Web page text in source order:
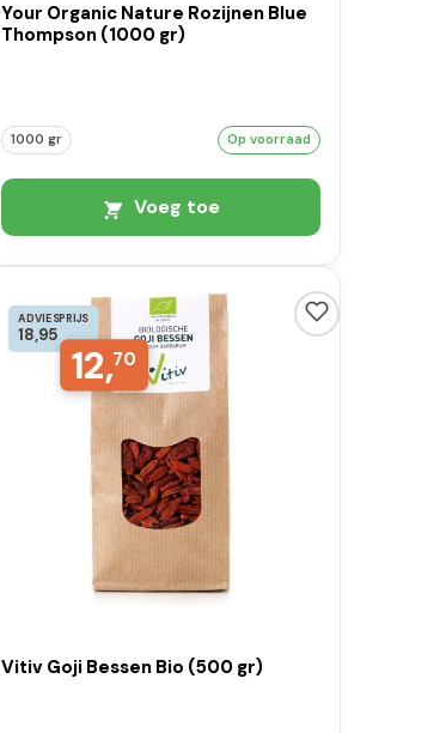
Your Organic Nature Rozijnen Blue
Thompson (1000 gr)
1000 gr Op voorraad
Voeg toe
ADVIESPRIJS
18,95
12,70
Vitiv Goji Bessen Bio (500 gr)